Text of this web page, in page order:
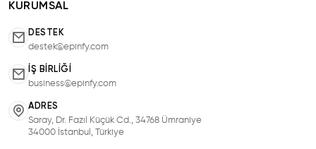
KURUMSAL
DESTEK
destek@epinfy.com
İŞ BIRLIĞI
business@epinfy.com
ADRES
Saray, Dr. Fazıl Küçük Cd., 34768 Ümraniye
34000 İstanbul, Türkiye